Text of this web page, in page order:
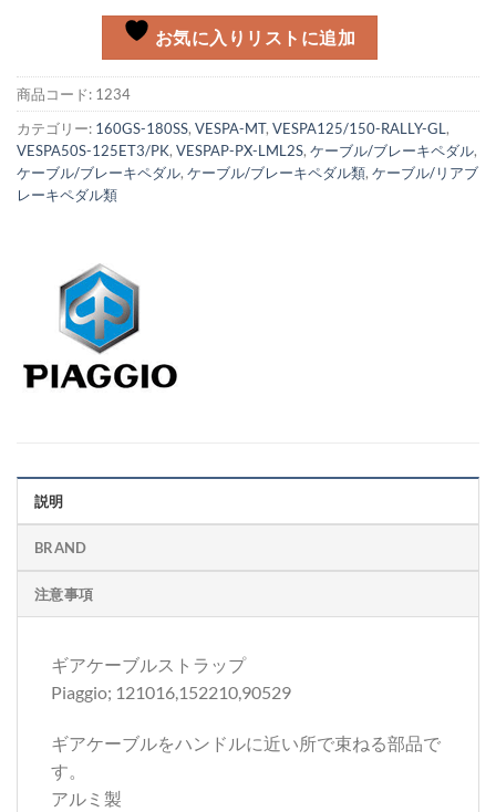
お気に入りリストに追加
商品コード: 1234
カテゴリー: 160GS-180SS, VESPA-MT, VESPA125/150-RALLY-GL ,
VESPA50S-125ET3/PK, VESPAP-PX-LML2S, ケーブル/ブレーキペダル,
ケーブル/ブレーキペダル, ケーブル/ブレーキペダル類, ケーブル/リアブ
レーキペダル類
説明
BRAND
注意事項
ギアケーブルストラップ
Piaggio; 121016,152210,90529
ギアケーブルをハンドルに近い所で束ねる部品で
す。
アルミ製